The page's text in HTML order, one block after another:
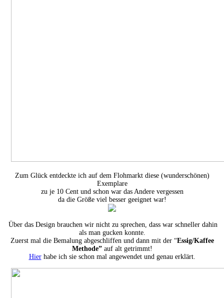
Zum Glück entdeckte ich auf dem Flohmarkt diese (wunderschönen)
Exemplare
zu je 10 Cent und schon war das Andere vergessen
da die Größe viel besser geeignet war!
Über das Design brauchen wir nicht zu sprechen, dass war schneller dahin
als man gucken konnte.
Zuerst mal die Bemalung abgeschliffen und dann mit der “Essig/Kaffee
Methode”auf alt getrimmt!
Hierhabe ich sie schon mal angewendet und genau erklärt.